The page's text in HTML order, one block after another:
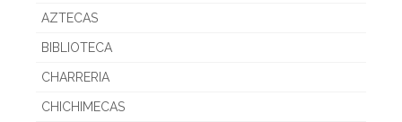
AZTECAS
BIBLIOTECA
CHARRERIA
CHICHIMECAS